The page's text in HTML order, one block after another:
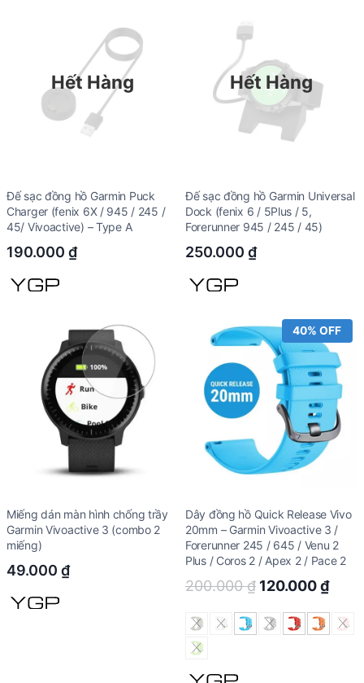
Hết Hàng
Đế sạc đồng hồ Garmin Puck
Charger (fenix 6X / 945 / 245 /
45/ Vivoactive) – Type A
190.000 ₫
Hết Hàng
Đế sạc đồng hồ Garmin Universal
Dock (fenix 6 / 5Plus / 5,
Forerunner 945 / 245 / 45)
250.000 ₫
Miếng dán màn hình chống trầy
Garmin Vivoactive 3 (combo 2
miếng)
49.000 ₫
40% OFF
Dây đồng hồ Quick Release Vivo
20mm – Garmin Vivoactive 3 /
Forerunner 245 / 645 / Venu 2
Plus / Coros 2 / Apex 2 / Pace 2
200.000₫ Original
was:
120.000₫
is: